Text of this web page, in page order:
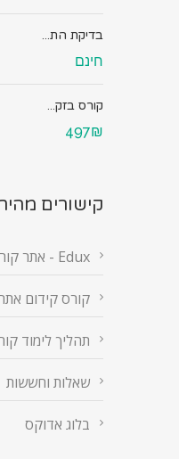
בדיקת הת...
חינם
קורס בזק...
497₪
קישורים
Edux - אתר קורסים עם ערך
קורס קידום
תהליך לימוד
שאלות וחששות
בלוג אדוקס